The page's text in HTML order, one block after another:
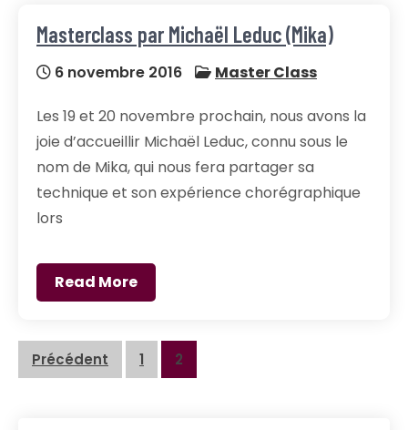
Masterclass par Michaël Leduc (Mika)
6 novembre 2016 Master Class
Les 19 et 20 novembre prochain, nous avons la
joie d’accueillir Michaël Leduc, connu sous le
nom de Mika, qui nous fera partager sa
technique et son expérience chorégraphique
lors
Read More
Navigation
Précédent 1 2